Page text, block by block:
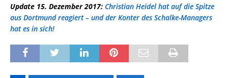
Update 15. Dezember 2017: Christian Heidel hat auf die Spitze
aus Dortmund reagiert – und der Konter des Schalke-Managers
hat es in sich!